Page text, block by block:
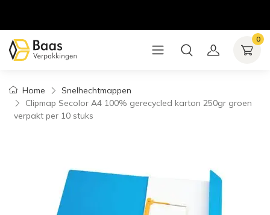
0
Home
Snelhechtmappen
Clipmap Secolor A4 100% gerecycled karton 250gr groen
verpakt per 10 stuks